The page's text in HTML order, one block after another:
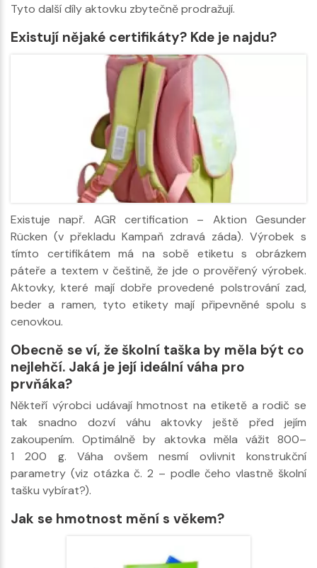
Tyto další díly aktovku zbytečně prodražují.
Existují nějaké certifikáty? Kde je najdu?
Existuje např. AGR certification – Aktion Gesunder
Rücken (v překladu Kampaň zdravá záda). Výrobek s
tímto certifikátem má na sobě etiketu s obrázkem
páteře a textem v češtině, že jde o prověřený výrobek.
Aktovky, které mají dobře provedené polstrování zad,
beder a ramen, tyto etikety mají připevněné spolu s
cenovkou.
Obecně se ví, že školní taška by měla být co
nejlehčí. Jaká je její ideální váha pro
prvňáka?
Někteří výrobci udávají hmotnost na etiketě a rodič se
tak snadno dozví váhu aktovky ještě před jejím
zakoupením. Optimálně by aktovka měla vážit 800–
1 200 g. Váha ovšem nesmí ovlivnit konstrukční
parametry (viz otázka č. 2 – podle čeho vlastně školní
tašku vybírat?).
Jak se hmotnost mění s věkem?